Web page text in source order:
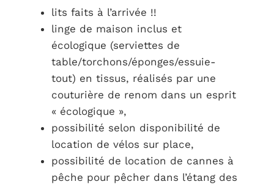
lits faits à l’arrivée !!
linge de maison inclus et
écologique (serviettes de
table/torchons/éponges/essuie-
tout) en tissus, réalisés par une
couturière de renom dans un esprit
« écologique »,
possibilité selon disponibilité de
location de vélos sur place,
possibilité de location de cannes à
pêche pour pêcher dans l’étang des